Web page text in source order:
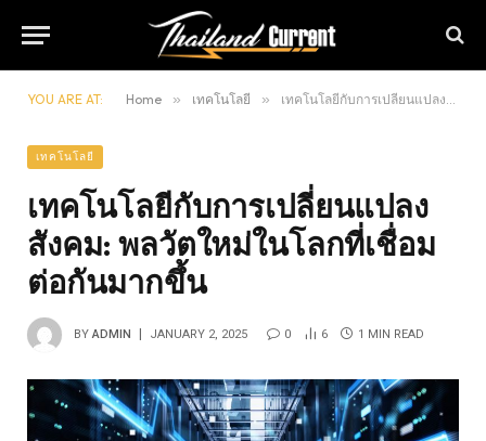
YOU ARE AT: Home » เทคโนโลยี » เทคโนโลยีกับการเปลี่ยนแปลงสังคม: พลวัตใหม่ในโลกที่เชื่อมต่อกันมากขึ้น
เทคโนโลยี
เทคโนโลยีกับการเปลี่ยนแปลง
สังคม: พลวัตใหม่ในโลกที่เชื่อม
ต่อกันมากขึ้น
BY ADMIN JANUARY 2, 2025 0 6 1 MIN READ